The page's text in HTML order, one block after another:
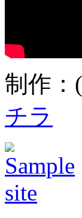
制作
チラ